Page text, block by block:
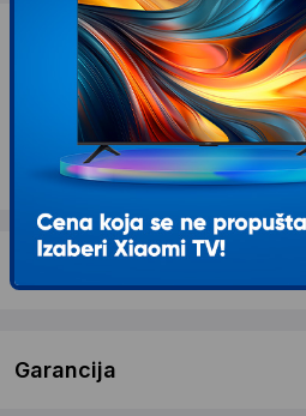
Želite li ponudu za firmu?
Kontaktirajte nas
Opis proizvoda PHILIPS
MG5921/15
Garancija